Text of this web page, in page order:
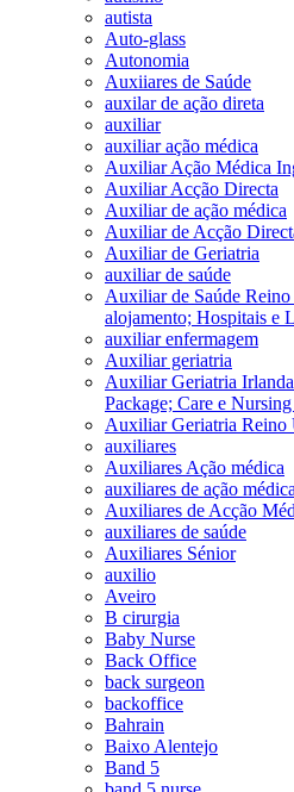
autista
Auto-glass
Autonomia
Auxiiares de Saúde
auxilar de ação direta
auxiliar
auxiliar ação médica
Auxiliar Ação Médica
Auxiliar Acção Directa
Auxiliar de ação médica
Auxiliar de Acção
Auxiliar de Geriatria
auxiliar de saúde
Auxiliar de Saúde
alojamento; Hospitais e
auxiliar enfermagem
Auxiliar geriatria
Auxiliar Geriatria
Package; Care e
Auxiliar Geriatria Reino
auxiliares
Auxiliares Ação médica
auxiliares de ação médica
Auxiliares de Acção
auxiliares de saúde
Auxiliares Sénior
auxilio
Aveiro
B cirurgia
Baby Nurse
Back Office
back surgeon
backoffice
Bahrain
Baixo Alentejo
Band 5